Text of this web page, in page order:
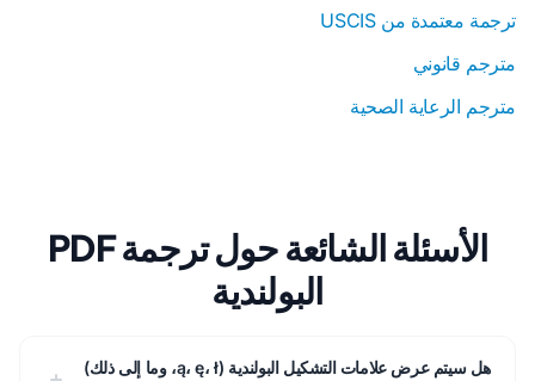
ترجمة معتمدة من USCIS
مترجم قانوني
مترجم الرعاية الصحية
الأسئلة الشائعة حول ترجمة PDF
البولندية
هل سيتم عرض علامات التشكيل البولندية (ą، ę، ł، وما إلى ذلك)